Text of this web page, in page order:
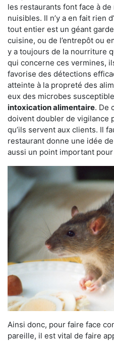
les restaurants font face à
nuisibles. Il n’y a en fait rien
tout entier est un géant
cuisine, ou de l’entrepôt ou
y a toujours de la nourriture
qui concerne ces vermines,
favorise des détections
atteinte à la propreté des
eux des microbes
intoxication alimentaire. De
doivent doubler de vigilance
qu’ils servent aux clients. Il
restaurant donne une idée
aussi un point important
Ainsi donc, pour faire face
pareille, il est vital de faire